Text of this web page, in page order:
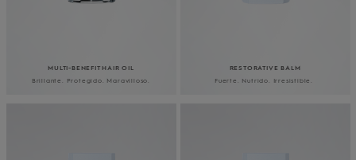
MULTI-BENEFIT HAIR OIL
Brillante. Protegido. Maravilloso.
RESTORATIVE BALM
Fuerte. Nutrido. Irresistible.